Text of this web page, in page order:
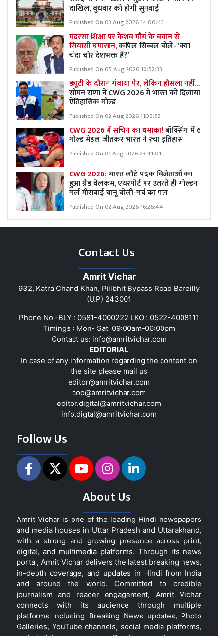
दाखिल, बुधवार को होगी सुनवाई
Published On 03 Aug 2026 14:00:42
मदरसा शिक्षा पर केशव मौर्य के बयान से
सियासी घमासान,कपिल सिब्बल बोले- ‘क्या
चंदा चोर देशभक्त हैं?’
Published On 05 Aug 2026 10:52:33
ड्यूटी के दौरान गंवाया पैर, लेकिन हौसला नहीं…
सोमन राणा ने CWG 2026 में भारत को दिलाया
ऐतिहासिक गोल्ड
Published On 02 Aug 2026 11:38:53
CWG 2026 में सचिन का धमाका!बॉक्सिंग में 6
गोल्ड मेडल जीतकर भारत ने रचा इतिहास
Published On 01 Aug 2026 23:41:01
CWG 2026:भारत लौटे पदक विजेताओं का
हुआ ग्रैंड वेलकम, एयरपोर्ट पर उतरते ही गोल्डन
गर्ल मीराबाई चानू बोलीं-गर्व का पल
Published On 02 Aug 2026 16:26:44
Contact Us
Amrit Vichar
932, Katra Chand Khan, Pilibhit Bypass Road Bareilly
(U.P) 243001
Phone No:-BLY : 0581-4000222 LKO : 0522-4008111
Timings : Mon- Sat, 09:00am-06:00pm
Contact us: info@amritvichar.com
EDITORIAL
In case of any information regarding the content on
the site please mail us
editor@amritvichar.com
coo@amritvichar.com
editor.digital@amritvichar.com
info.digtal@amritvichar.com
Follow Us
About Us
Amrit Vichar is one of the leading Hindi newspapers
and media houses in Uttar Pradesh and Uttarakhand,
with a strong and growing presence across print,
digital, and multimedia platforms. Through its news
portal, Amrit Vichar delivers the latest breaking news,
in-depth coverage, and updates in Hindi from India
and around the world. Committed to credible
journalism and reader engagement, Amrit Vichar
connects with its audience through multiple
platforms including Breaking News updates, Photo
Galleries, YouTube channels, social media platforms,